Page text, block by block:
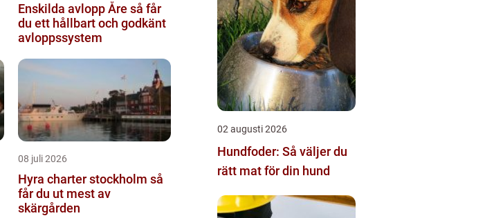
Enskilda avlopp Åre så får
du ett hållbart och godkänt
avloppssystem
08 juli 2026
Hyra charter stockholm så
får du ut mest av
skärgården
02 augusti 2026
Hundfoder: Så väljer du
rätt mat för din hund